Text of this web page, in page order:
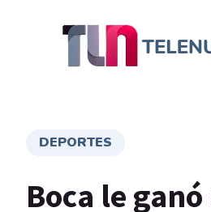
DEPORTES
Boca le